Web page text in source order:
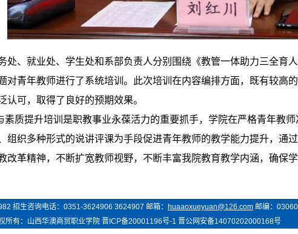
处、就业处、学生处和系部负责人分别围绕《教管一体助力三全育
对青年教师进行了系统培训。此次培训在内容编排方面，既有较高
认可，取得了良好的预期效果。
提升培训是职教事业永葆活力的重要抓手，学院在严格青年教师
组织多种形式的说讲评课为手段促进青年教师的教学能力提升，通
改革精神，不断扩宽教师视野，不断丰富我院教育教学内涵，确保学
招生咨询电话： 0351-3624906 3624907 邮箱： huaaoxueyuan@126.com 邮编：
所有：
山西华澳商贸职业学院 晋ICP备20001196号-1 晋公网安备14070202000168号